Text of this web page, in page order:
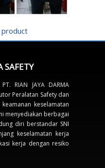
SAFETY
RIAN JAYA DARMA
Peralatan Safety dan
keselamatan
menyediakan berbagai
diri berstandar SNI
keselamatan kerja
kerja dengan resiko